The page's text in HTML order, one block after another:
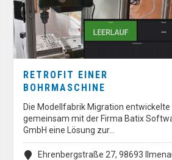
RETROFIT EINER
BOHRMASCHINE
Die Modellfabrik Migration entwickelte
gemeinsam mit der Firma Batix
GmbH eine Lösung zur…
Ehrenbergstraße 27, 98693